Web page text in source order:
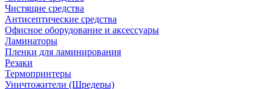
Чистящие средства
Антисептические средства
Офисное оборудование и аксессуары
Ламинаторы
Пленки для ламинирования
Резаки
Термопринтеры
Уничтожители (Шредеры)